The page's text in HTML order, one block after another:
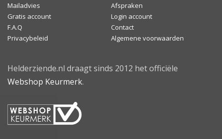
Mailadvies
Afspraken
Gratis account
Login account
F.A.Q
Contact
Privacybeleid
Algemene voorwaarden
Helderziende.nl draagt sinds 2012 het officiële
Webshop Keurmerk.